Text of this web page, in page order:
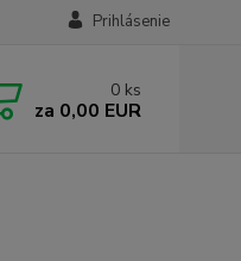
Prihlásenie
0 ks
za 0,00 EUR